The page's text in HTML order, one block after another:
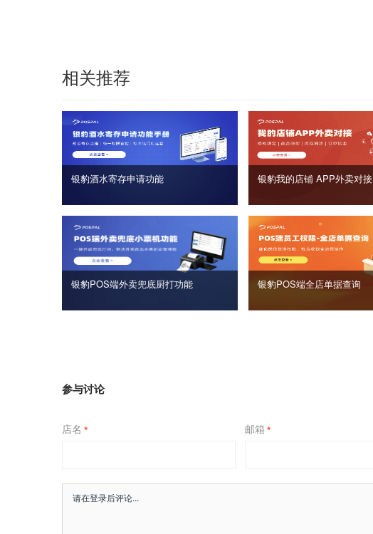
相关推荐
银豹酒水寄存申请功能 银豹我的店铺 APP外卖对接
银豹POS端外卖兜底厨打功能 银豹POS端全店单据查询
参与讨论
店名 * 邮箱 *